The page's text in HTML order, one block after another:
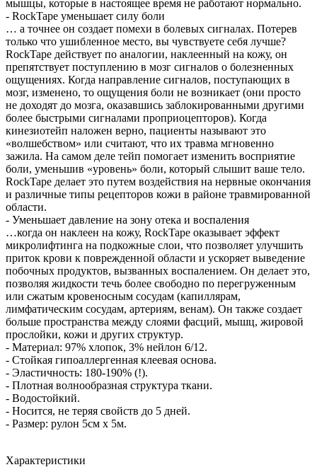
мышцы, которые в настоящее время не работают нормально.
- RockTape уменьшает силу боли
… а точнее он создает помехи в болевых сигналах. Потерев
только что ушибленное место, вы чувствуете себя лучше?
RockTape действует по аналогии, наклеенный на кожу, он
препятствует поступлению в мозг сигналов о болезненных
ощущениях. Когда направление сигналов, поступающих в
мозг, изменено, то ощущения боли не возникает (они просто
не доходят до мозга, оказавшись заблокированными другими
более быстрыми сигналами проприоцепторов). Когда
кинезиотейп наложен верно, пациенты называют это
«волшебством» или считают, что их травма мгновенно
зажила. На самом деле тейп помогает изменить восприятие
боли, уменьшив «уровень» боли, который слышит ваше тело.
RockTape делает это путем воздействия на нервные окончания
и различные типы рецепторов кожи в районе травмированной
области.
- Уменьшает давление на зону отека и воспаления
…когда он наклеен на кожу, RockTape оказывает эффект
микролифтинга на подкожные слои, что позволяет улучшить
приток крови к поврежденной области и ускоряет выведение
побочных продуктов, вызванных воспалением. Он делает это,
позволяя жидкости течь более свободно по перегруженным
или сжатым кровеносным сосудам (капиллярам,
лимфатическим сосудам, артериям, венам). Он также создает
больше пространства между слоями фасций, мышц, жировой
прослойки, кожи и других структур.
- Материал: 97% хлопок, 3% нейлон 6/12.
- Стойкая гипоаллергенная клеевая основа.
- Эластичность: 180-190% (!).
- Плотная волнообразная структура ткани.
- Водостойкий.
- Носится, не теряя свойств до 5 дней.
- Размер: рулон 5см х 5м.
Характеристики